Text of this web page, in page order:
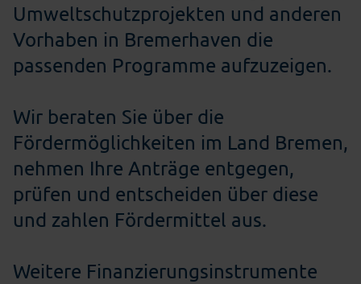
Umweltschutzprojekten und anderen
Vorhaben in Bremerhaven die
passenden Programme aufzuzeigen.
Wir beraten Sie über die
Fördermöglichkeiten im Land Bremen,
nehmen Ihre Anträge entgegen,
prüfen und entscheiden über diese
und zahlen Fördermittel aus.
Weitere Finanzierungsinstrumente